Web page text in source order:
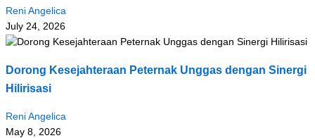
Reni Angelica
July 24, 2026
Dorong Kesejahteraan Peternak Unggas dengan Sinergi
Hilirisasi
Reni Angelica
May 8, 2026